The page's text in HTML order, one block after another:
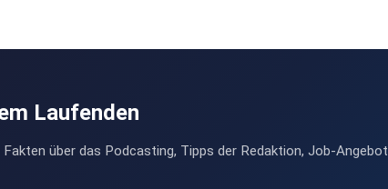
Laufenden
über das Podcasting, Tipps der Redaktion, Job-